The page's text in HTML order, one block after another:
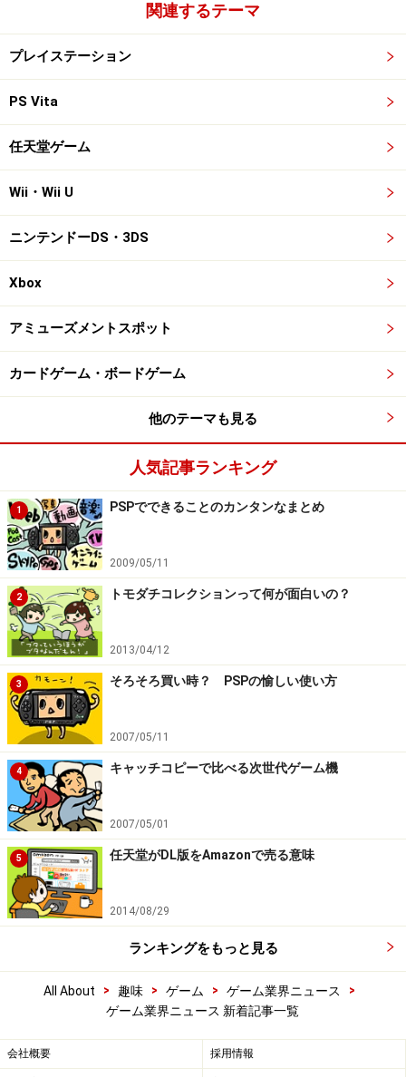
関連するテーマ
プレイステーション
PS Vita
任天堂ゲーム
Wii・Wii U
ニンテンドーDS・3DS
Xbox
アミューズメントスポット
カードゲーム・ボードゲーム
他のテーマも見る
人気記事ランキング
1 PSPでできることのカンタンなまとめ
2009/05/11
2 トモダチコレクションって何が面白いの？
2013/04/12
3 そろそろ買い時？ PSPの愉しい使い方
2007/05/11
4 キャッチコピーで比べる次世代ゲーム機
2007/05/01
5 任天堂がDL版をAmazonで売る意味
2014/08/29
ランキングをもっと見る
All About > 趣味 > ゲーム > ゲーム業界ニュース
>
ゲーム業界ニュース 新着記事一覧
会社概要 採用情報